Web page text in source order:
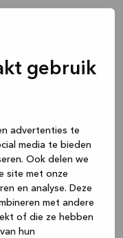
gebruik
advertenties te
media te bieden
Ook delen we
site met onze
en analyse. Deze
met andere
of die ze hebben
hun